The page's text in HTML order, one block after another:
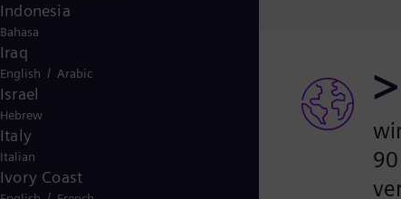
>
Indonesia
Bahasa
Iraq
English / Arabic
Israel
Hebrew
Italy
Italian
Ivory Coast